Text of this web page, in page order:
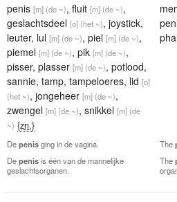
penis [m] (de ~), fluit [m] (de ~),
geslachtsdeel [o] (het ~), joystick,
leuter, lul [m] (de ~), piel [m] (de ~),
piemel [m] (de ~), pik [m] (de ~),
pisser, plasser [m] (de ~), potlood,
sannie, tamp, tampeloeres, lid [o]
(het ~), jongeheer [m] (de ~),
zwengel [m] (de ~), snikkel [m] (de
~) {zn.}
Depenisging in de vagina. The
Depenisis één van de mannelijke
geslachtsorganen.
The